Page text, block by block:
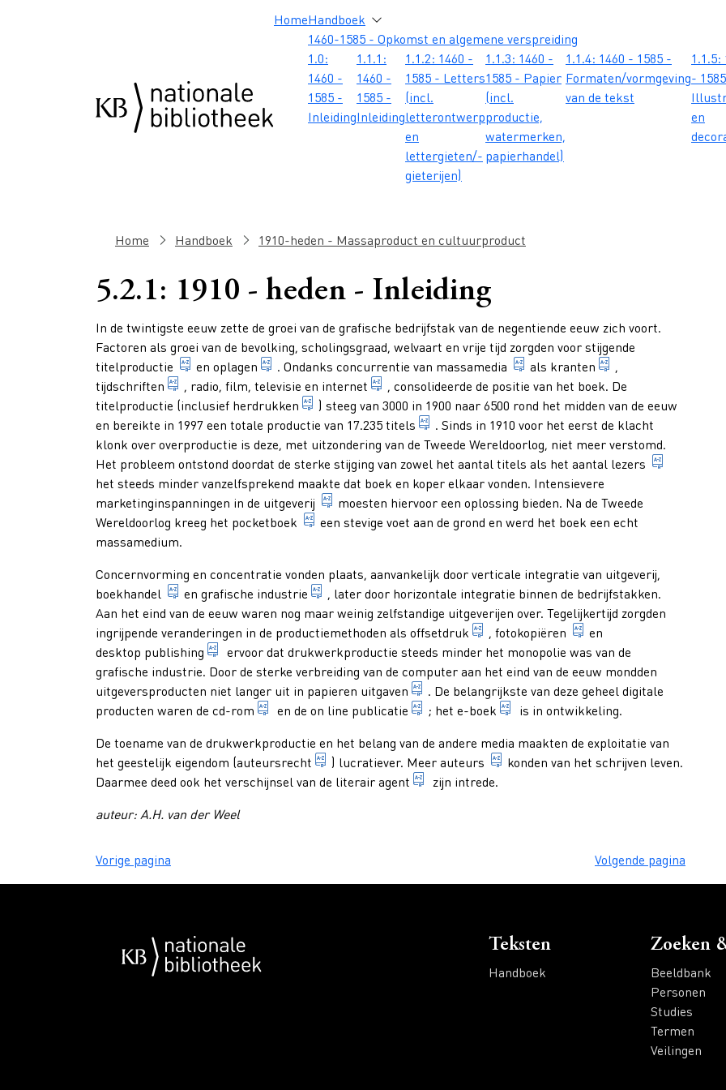
Hoofdnavigatie
HomeHandboek
1460-1585 - Opkomst en algemene verspreiding
1.0:
1460 -
1585 -
Inleiding
1.1.1:
1460 -
1585 -
Inleiding
1.1.2: 1460 -
1585 - Letters
(incl.
letterontwerp
en
lettergieten/-
gieterijen)
1.1.3: 1460 -
1585 - Papier
(incl.
productie,
watermerken,
papierhandel)
1.1.4: 1460 - 1585 -
Formaten/vormgeving
van de tekst
1.1.5:
-
en
Kruimelpad
Home Handboek 1910-heden - Massaproduct en cultuurproduct
5.2.1: 1910 - heden - Inleiding
Paragraphs
In de twintigste eeuw zette de groei van de grafische bedrijfstak van de negentiende eeuw zich voort.
Factoren als groei van de bevolking, scholingsgraad, welvaart en vrije tijd zorgden voor stijgende
titelproductie
1. het vervaardigen van boeken 2. het totaal van wat aan boeken wordt gepubliceerd.
en oplagen deel van een druk dat alle exemplaren bevat die binnen één tijdsgeheel van de
. Ondanks concurrentie van massamedia communicatiemiddelen die de
als kranten tijdschrift dat
,
tijdschriften
seriële publicatie waarvan de elkaar opvolgende genummerde of gedateerde afleveringen
, radio, film, televisie en internet wereldwijd netwerk van computers waarmee men
, consolideerde de positie van het boek. De
titelproductie (inclusief herdrukken 1. druk waarin ten opzichte van de vorige druk geen of slechts geringe
) steeg van 3000 in 1900 naar 6500 rond het midden van de eeuw
en bereikte in 1997 een totale productie van 17.235titels woord dat of woordgroep die de naam vormt van
. Sinds in 1910 voor het eerst de klacht
klonk over overproductie is deze, met uitzondering van de Tweede Wereldoorlog, niet meer verstomd.
Het probleem ontstond doordat de sterke stijging van zowel het aantal titels als het aantal lezers
het steeds minder vanzelfsprekend maakte dat boek en koper elkaar vonden. Intensievere
marketinginspanningen in de uitgeverij economische bedrijvigheid van het uitgeven van boeken en andere
moesten hiervoor een oplossing bieden. Na de Tweede
Wereldoorlog kreeg het pocketboek genaaid of garenloos gebrocheerd boek met omslag dat alleen op de
een stevige voet aan de grond en werd het boek een echt
massamedium.
Concernvorming en concentratie vonden plaats, aanvankelijk door verticale integratie van uitgeverij,
boekhandel
economische bedrijvigheid van het verhandelen van boeken; d.w.z. het kopen en verkopen van
en grafische industrie verzamelnaam voor alle bedrijfstakken die te maken hebben met de
, later door horizontale integratie binnen de bedrijfstakken.
Aan het eind van de eeuw waren nog maar weinig zelfstandige uitgeverijen over. Tegelijkertijd zorgden
ingrijpende veranderingen in de productiemethoden als offsetdruk procédé voor indirecte vlakdruk met
, fotokopiëren algemene benaming
en
desktop publishing
vervaardiging van de lay-out van drukwerk met behulp van een personal computer
ervoor dat drukwerkproductie steeds minder het monopolie was van de
grafische industrie. Door de sterke verbreiding van de computer aan het eind van de eeuw mondden
uitgeversproducten niet langer uit in papieren uitgaven 1. aanduiding van elke presentatievorm van een
. De belangrijkste van deze geheel digitale
producten waren de cd-rom computer optical disc, uitsluitend gebruikt voor het lezen, niet schrijven, van
en de on line publicatie publicatie in elektronische vorm die toegankelijk is
; het e-boek kleine computer (die niet meer
is in ontwikkeling.
De toename van de drukwerkproductie en het belang van de andere media maakten de exploitatie van
het geestelijk eigendom (auteursrecht uitsluitend recht van de maker van een werk van letterkunde,
) lucratiever. Meerauteurs persoon die een boek of een ander
konden van het schrijven leven.
Daarmee deed ook het verschijnsel van de literair agent iemand die - tegen provisie - auteurs en uitgevers
zijn intrede.
auteur: A.H. van der Weel
Vorige pagina Volgende pagina
Voet
Teksten
Handboek
Zoeken
Beeldbank
Personen
Studies
Termen
Veilingen